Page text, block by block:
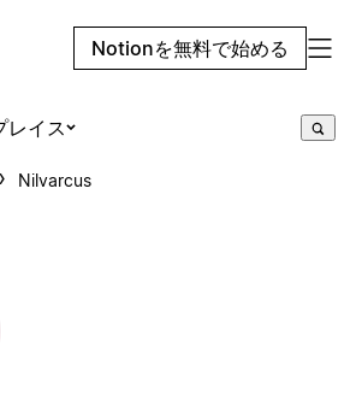
Notionを無料で始める
レイス
Nilvarcus